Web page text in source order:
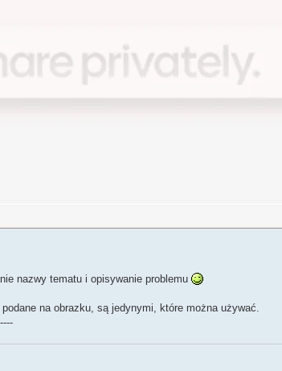
nazwy tematu i opisywanie problemu
na obrazku, są jedynymi, które można używać.